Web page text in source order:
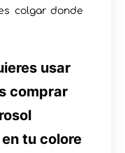
colgar donde
usar
comprar
tu colore